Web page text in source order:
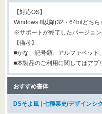
【対応OS】
Windows 8以降(32・64bitどちら
※サポートが終了したバージョ
【備考】
■かな、記号類、アルファベット
■本製品のご利用に関してはアプ
おすすめ書体
DSそよ風 七種泰史/デザインシ